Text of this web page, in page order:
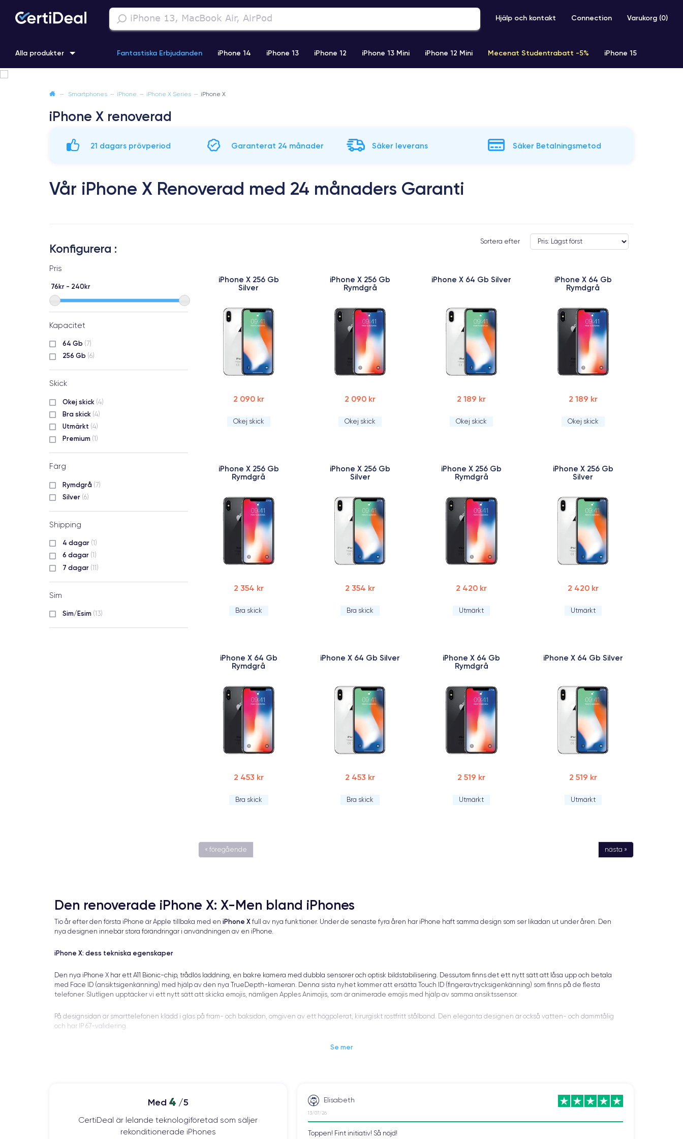
Hjälp och kontakt Connection Varukorg (0)
Alla produkter Fantastiska Erbjudanden iPhone 14 iPhone 13 iPhone 12 iPhone 13 Mini iPhone 12 Mini Mecenat Studentrabatt -5% iPhone 15
iPhone 11 Pro iPhone 15 Pro
— Smartphones — iPhone — iPhone X Series — iPhone X
iPhone X renoverad
21 dagars prövperiod Garanterat 24 månader Säker leverans Säker Betalningsmetod
Vår iPhone X Renoverad med 24 månaders Garanti
Konfigurera :
Pris
76kr - 240kr
Kapacitet
64 Gb (7)
256 Gb (6)
Skick
Okej skick (4)
Bra skick (4)
Utmärkt (4)
Premium (1)
Färg
Rymdgrå (7)
Silver (6)
Shipping
4 dagar (1)
6 dagar (1)
7 dagar (11)
Sim
Sim/Esim (13)
Sortera efter
iPhone X 256 Gb
Silver
2 090 kr
Okej skick
iPhone X 256 Gb
Rymdgrå
2 090 kr
Okej skick
iPhone X 64 Gb Silver
2 189 kr
Okej skick
iPhone X 64 Gb
Rymdgrå
2 189 kr
Okej skick
iPhone X 256 Gb
Rymdgrå
2 354 kr
Bra skick
iPhone X 256 Gb
Silver
2 354 kr
Bra skick
iPhone X 256 Gb
Rymdgrå
2 420 kr
Utmärkt
iPhone X 256 Gb
Silver
2 420 kr
Utmärkt
iPhone X 64 Gb
Rymdgrå
2 453 kr
Bra skick
iPhone X 64 Gb Silver
2 453 kr
Bra skick
iPhone X 64 Gb
Rymdgrå
2 519 kr
Utmärkt
iPhone X 64 Gb Silver
2 519 kr
Utmärkt
« föregående nästa »
Den renoverade iPhone X: X-Men bland iPhones
Tio år efter den första iPhone är Apple tillbaka med en iPhone X full av nya funktioner. Under de senaste fyra åren har iPhone haft samma design som ser likadan ut under åren. Den
nya designen innebär stora förändringar i användningen av en iPhone.
iPhone X: dess tekniska egenskaper
Den nya iPhone X har ett A11 Bionic-chip, trådlös laddning, en bakre kamera med dubbla sensorer och optisk bildstabilisering. Dessutom finns det ett nytt sätt att låsa upp och betala
med Face ID (ansiktsigenkänning) med hjälp av den nya TrueDepth-kameran. Denna sista nyhet kommer att ersätta Touch ID (fingeravtrycksigenkänning) som finns på de flesta
telefoner. Slutligen upptäcker vi ett nytt sätt att skicka emojis, nämligen Apples Animojis, som är animerade emojis med hjälp av samma ansiktssensor.
På designsidan är smarttelefonen klädd i glas på fram- och baksidan, omgiven av ett högpolerat, kirurgiskt rostfritt stålband. Den eleganta designen är också vatten- och dammtålig
och har IP 67-validering.
HDR-skärmen är Dolby Vision- och HDR10-kompatibel, vilket är jämförbart med de senaste avancerade tv-apparaterna. Foto- och videorekvisit är knivskarpa. True Tone-läget finns
också med och justerar automatiskt färgtemperaturen i enlighet med den omgivande ljusmiljön.
När det gäller OLED- och LCD-skärmar:
Se mer
Med 4/5
CertiDeal är lelande teknologiföretad som säljer
rekonditionerade iPhones
Elisabeth
13/07/26
Toppen! Fint initiativ! Så nöjd!